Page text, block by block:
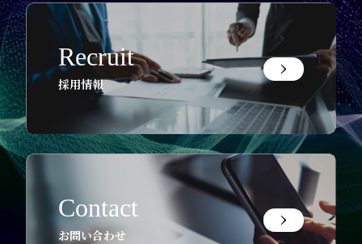
Recruit
採用情報
Contact
お問い合わせ